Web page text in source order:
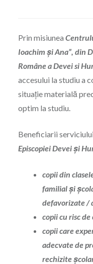
Prin misiunea
Ioachim și Ana”, din
Române a Devei si
accesului la studiu a
situație materială
optim la studiu.
Beneficiarii
Episcopiei Devei și
copii din
familial şi
defavorizate /
copii cu risc
copii care
adecvate de
rechizite